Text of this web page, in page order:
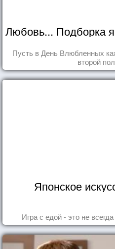
Любовь... Подборка
Пусть в День Влюбленных
второй
Японское
Игра с едой - это не